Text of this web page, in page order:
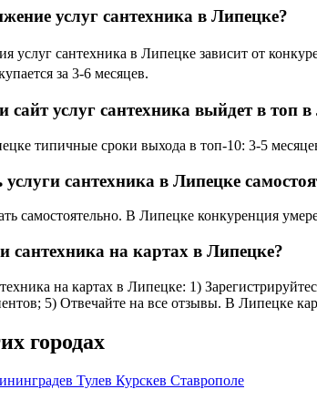
услуг сантехника в Липецке?
услуг сантехника в Липецке зависит от
за 3-6 месяцев.
сайт услуг сантехника выйдет в топ
типичные сроки выхода в топ-10: 3-5
сантехника в Липецке
самостоятельно. В Липецке конкуренция
сантехника на картах в Липецке?
на картах в Липецке: 1)
5) Отвечайте на все отзывы. В Липецке
городах
в Тулев Курскев Ставрополе